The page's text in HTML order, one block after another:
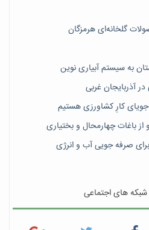
گلخانه‌ای هرمزگان
کارِ کشاورزی هستیم
صرفه جویی آب و انرژی
شبکه های اجتماعی